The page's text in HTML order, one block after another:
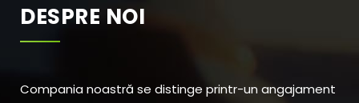
DESPRE NOI
Compania noastră se distinge printr-un angajament